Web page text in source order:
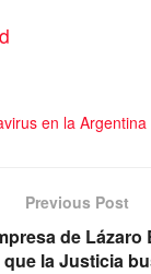
en la Argentina
Previous Post
de Lázaro
la Justicia